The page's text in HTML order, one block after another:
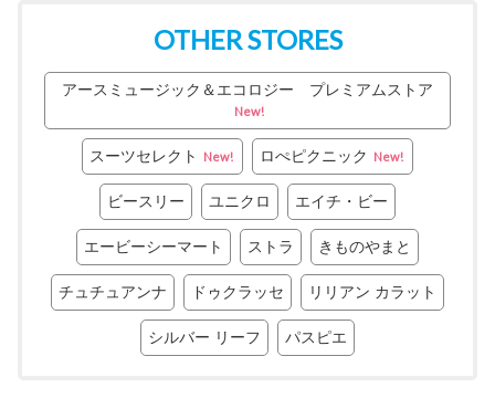
OTHER STORES
アースミュージック＆エコロジー プレミアムストア
New!
スーツセレクト New! ロぺピクニック New!
ビースリー ユニクロ エイチ・ビー
エービーシーマート ストラ きものやまと
チュチュアンナ ドゥクラッセ リリアン カラット
シルバー リーフ パスピエ